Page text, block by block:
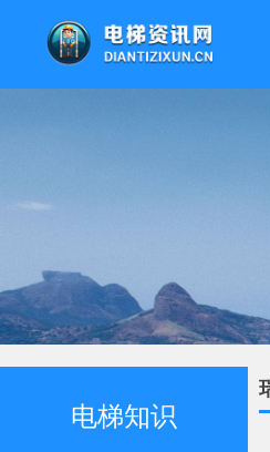
电梯知识